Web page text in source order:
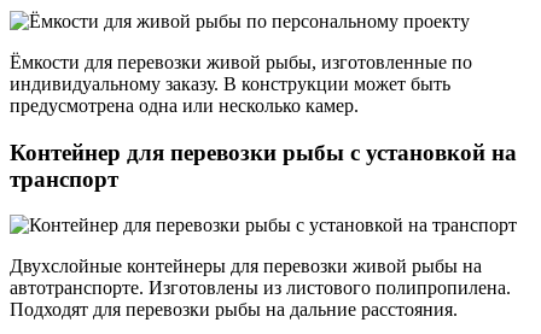
Ёмкости для перевозки живой рыбы, изготовленные по
индивидуальному заказу. В конструкции может быть
предусмотрена одна или несколько камер.
Контейнер для перевозки рыбы с установкой на
транспорт
Двухслойные контейнеры для перевозки живой рыбы на
автотранспорте. Изготовлены из листового полипропилена.
Подходят для перевозки рыбы на дальние расстояния.